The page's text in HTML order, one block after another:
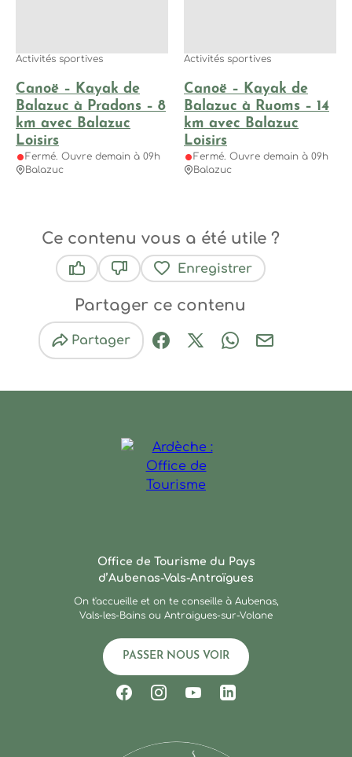
Canoë – Kayak de
Balazuc à Pradons – 8
km avec Balazuc
Loisirs
Activités sportives
Fermé. Ouvre demain à 09h
Balazuc
Canoë – Kayak de
Balazuc à Ruoms – 14
km avec Balazuc
Loisirs
Activités sportives
Fermé. Ouvre demain à 09h
Balazuc
Ce contenu vous a été utile ?
Enregistrer
Partager ce contenu
Partager
Partager sur Facebook
Partager sur X / Twitter
Partager sur
Partager par
Office de Tourisme du Pays
d’Aubenas-Vals-Antraïgues
On t'accueille et on te conseille à Aubenas,
Vals-les-Bains ou Antraigues-sur-Volane
PASSER NOUS VOIR
Suivez-nous sur Facebook
Suivez-nous sur Instagram
Suivez-nous sur
Suivez-nous sur